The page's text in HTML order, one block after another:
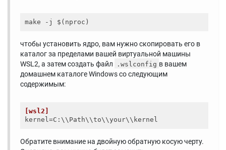
чтобы установить ядро, вам нужно скопировать его в
каталог за пределами вашей виртуальной машины
WSL2, а затем создать файл
.wslconfig в вашем
домашнем каталоге Windows со следующим
содержимым:
[wsl2]
kernel
Обратите внимание на двойную обратную косую черту.